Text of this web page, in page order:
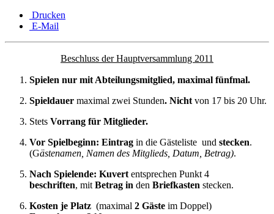
Drucken
E-Mail
Beschluss der Hauptversammlung 2011
Spielen nur mit Abteilungsmitglied, maximal fünfmal.
Spieldauer maximal zwei Stunden. Nicht von 17 bis 20 Uhr.
Stets Vorrang für Mitglieder.
Vor Spielbeginn: Eintrag in die Gästeliste und stecken.
(Gästenamen, Namen des Mitglieds, Datum, Betrag).
Nach Spielende: Kuvert entsprechen Punkt 4
beschriften, mit Betrag in den Briefkasten stecken.
Kosten je Platz (maximal 2 Gäste im Doppel)